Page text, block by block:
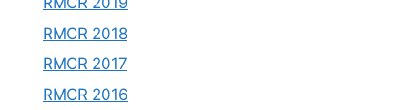
RMCR 2018
RMCR 2017
RMCR 2016